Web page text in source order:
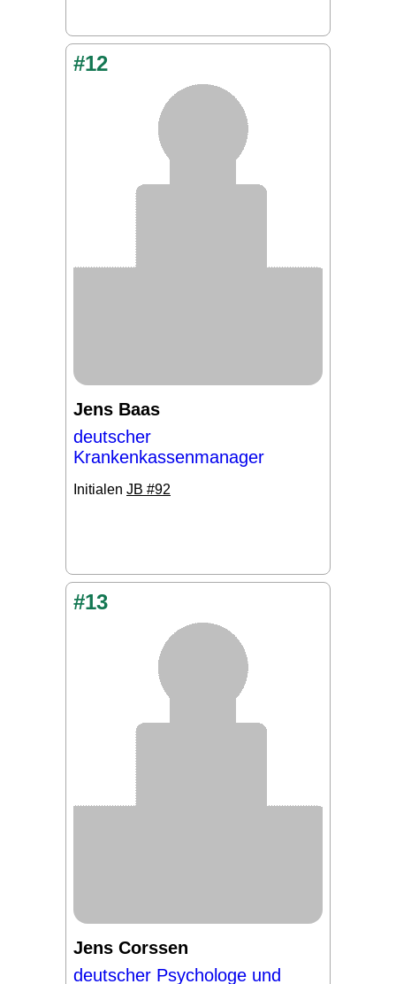
#12
Jens Baas
deutscher
Krankenkassenmanager
Initialen JB #92
#13
Jens Corssen
deutscher Psychologe und